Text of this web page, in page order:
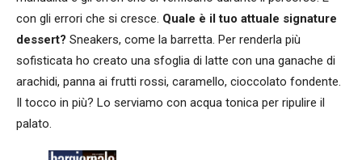
con gli errori che si cresce. Quale è il tuo attuale signature
dessert? Sneakers, come la barretta. Per renderla più
sofisticata ho creato una sfoglia di latte con una ganache di
arachidi, panna ai frutti rossi, caramello, cioccolato fondente.
Il tocco in più? Lo serviamo con acqua tonica per ripulire il
palato.